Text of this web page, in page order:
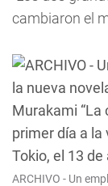
cambiaron el
ARCHIVO - Un